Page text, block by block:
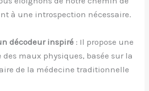
à une introspection nécessaire.
décodeur inspiré : Il propose une
maux physiques, basée sur la
de la médecine traditionnelle